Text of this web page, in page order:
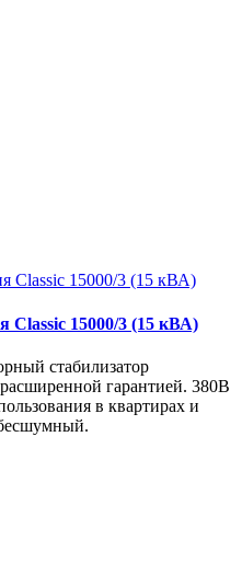
Classic 15000/3 (15 кВА)
стабилизатор
гарантией. 380В
в квартирах и